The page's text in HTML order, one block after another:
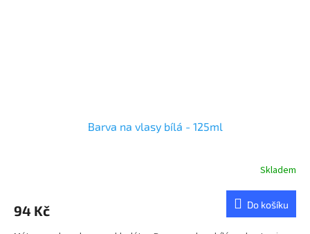
Barva na vlasy bílá - 125ml
Skladem
94 Kč Do košíku